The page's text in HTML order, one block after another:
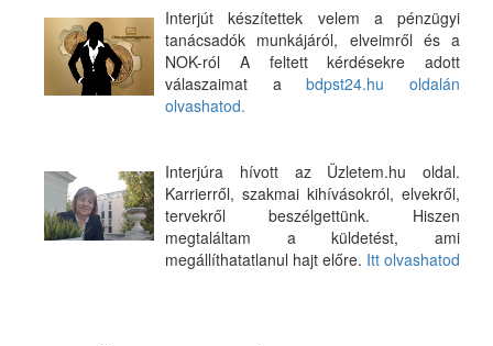
Interjút készítettek velem a pénzügyi
tanácsadók munkájáról, elveimről és a
NOK-ról A feltett kérdésekre adott
válaszaimat abdpst24.hu oldalán
olvashatod.
Interjúra hívott az Üzletem.hu oldal.
Karrierről, szakmai kihívásokról, elvekről,
tervekről beszélgettünk. Hiszen
megtaláltam a küldetést, ami
megállíthatatlanul hajt előre. Itt olvashatod